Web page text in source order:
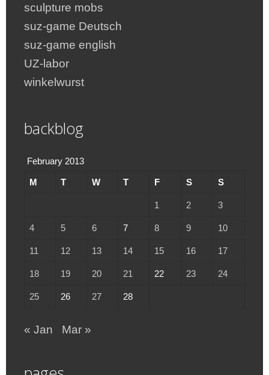
sculpture mobs
suz-game Deutsch
suz-game english
UZ-labor
winkelwurst
backblog
February 2013
M T W T F S S
1 2 3
4 5 6 7 8 9 10
11 12 13 14 15 16 17
18 19 20 21 22 23 24
25 26 27 28
« Jan Mar »